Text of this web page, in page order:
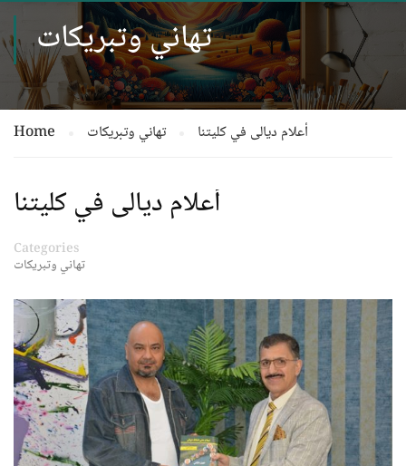
تهاني وتبريكات
Home تهاني وتبريكات أعلام ديالى في كليتنا
أعلام ديالى في كليتنا
Categories
تهاني وتبريكات